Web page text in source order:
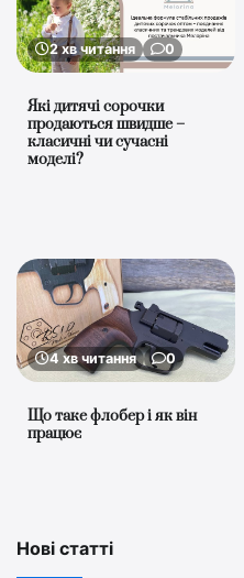
2 хв читання 0
Які дитячі сорочки
продаються швидше –
класичні чи сучасні
моделі?
4 хв читання 0
Що таке флобер і як він
працює
Нові статті